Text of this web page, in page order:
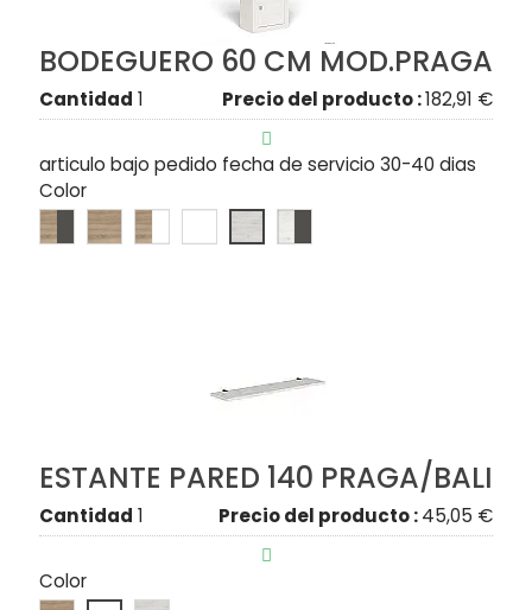
BODEGUERO 60 CM MOD.PRAGA
Cantidad 1 Precio del producto :182,91 €

articulo bajo pedido fecha de servicio 30-40 dias
Color
ESTANTE PARED 140 PRAGA/BALI
Cantidad 1 Precio del producto :45,05 €

Color